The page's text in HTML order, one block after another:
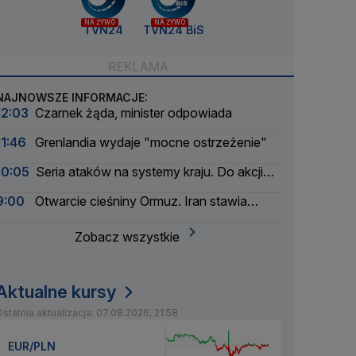
NA ŻYWO
TVN24
NA ŻYWO
TVN24 BiS
INFORMACJE:
Czarnek żąda, minister odpowiada
Grenlandia wydaje "mocne ostrzeżenie"
Seria ataków na systemy kraju. Do akcji
Otwarcie cieśniny Ormuz. Iran stawia
Zobacz wszystkie
kursy
aktualizacja: 07.08.2026, 21:58
EUR/PLN